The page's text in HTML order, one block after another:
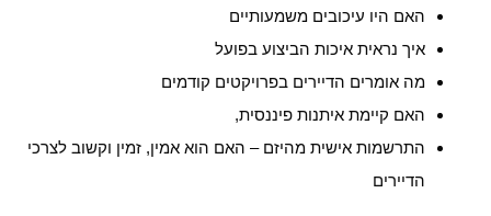
האם היו עיכובים משמעותיים
איך נראית איכות הביצוע בפועל
מה אומרים הדיירים בפרויקטים קודמים
האם קיימת איתנות פיננסית,
התרשמות אישית מהיזם – האם הוא אמין, זמין וקשוב לצרכי
הדיירים